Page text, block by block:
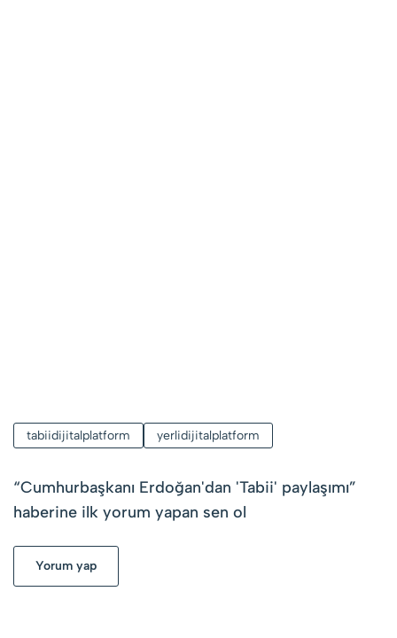
tabiidijitalplatform yerlidijitalplatform
“Cumhurbaşkanı Erdoğan'dan 'Tabii' paylaşımı”
haberine ilk yorum yapan sen ol
Yorum yap